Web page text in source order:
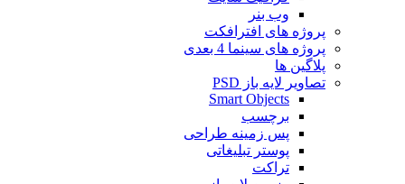
وب بنر
پروژه های افترافکت
پروژه های سینما 4 بعدی
پلاگین ها
تصاویر لایه باز PSD
Smart Objects
برچسب
پس زمینه طراحی
پوستر تبلیغاتی
تراکت